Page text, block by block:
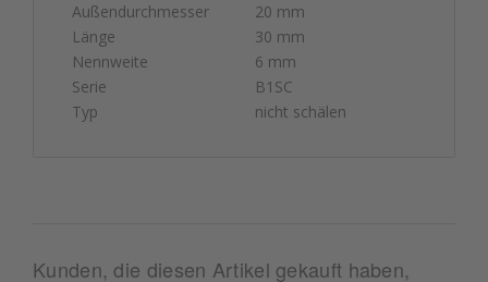
Außendurchmesser
20 mm
Länge
30 mm
Nennweite
6 mm
Serie
B1SC
Typ
nicht schälen
Kunden, die diesen Artikel gekauft haben,